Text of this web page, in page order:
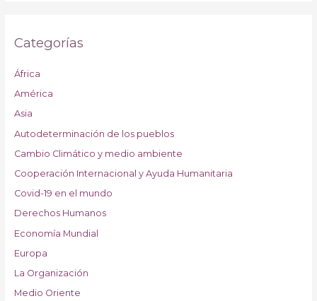
Categorías
África
América
Asia
Autodeterminación de los pueblos
Cambio Climático y medio ambiente
Cooperación Internacional y Ayuda Humanitaria
Covid-19 en el mundo
Derechos Humanos
Economía Mundial
Europa
La Organización
Medio Oriente